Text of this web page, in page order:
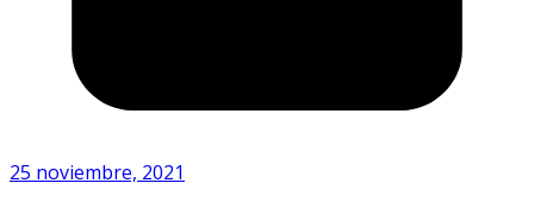
25 noviembre, 2021